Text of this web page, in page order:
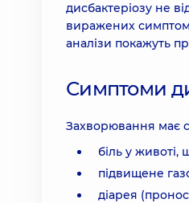
дисбактеріозу не
виражених
аналізи покажуть
Симптоми
Захворювання має
біль у
підвищене
діарея